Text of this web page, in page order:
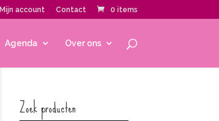
Mijn account Contact 0 items
Agenda Over ons
Zoek producten